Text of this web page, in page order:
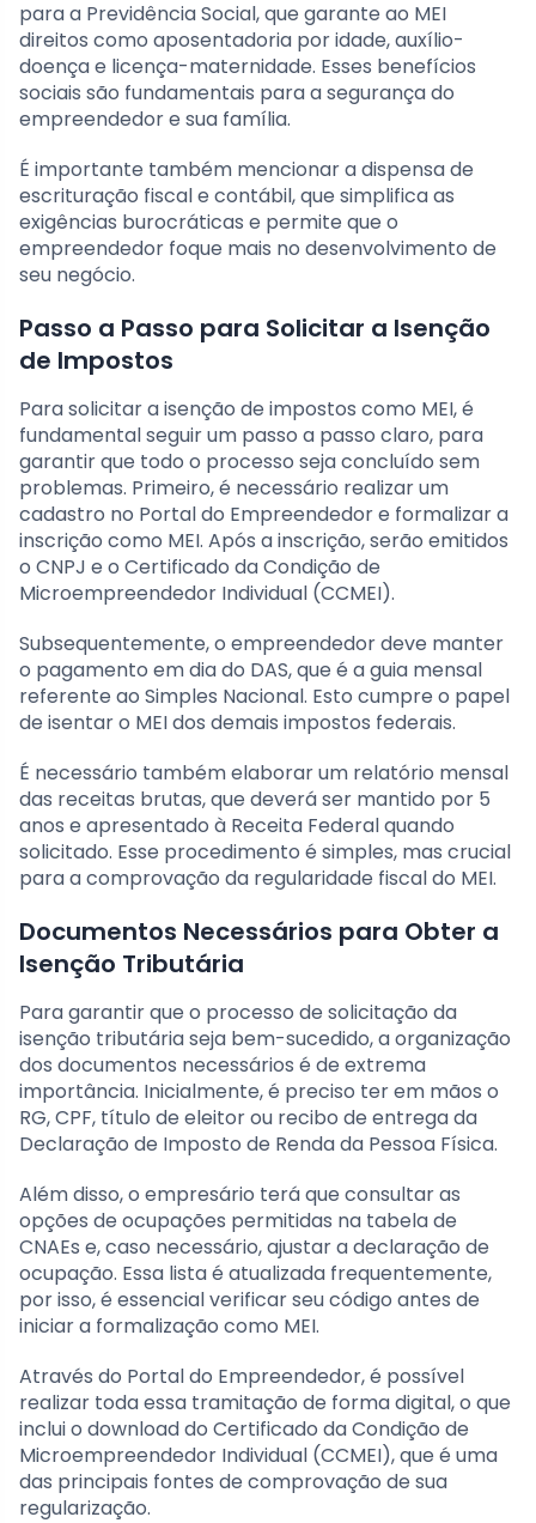
para a Previdência Social, que garante ao MEI
direitos como aposentadoria por idade, auxílio-
doença e licença-maternidade. Esses benefícios
sociais são fundamentais para a segurança do
empreendedor e sua família.
É importante também mencionar a dispensa de
escrituração fiscal e contábil, que simplifica as
exigências burocráticas e permite que o
empreendedor foque mais no desenvolvimento de
seu negócio.
Passo a Passo para Solicitar a Isenção
de Impostos
Para solicitar a isenção de impostos como MEI, é
fundamental seguir um passo a passo claro, para
garantir que todo o processo seja concluído sem
problemas. Primeiro, é necessário realizar um
cadastro no Portal do Empreendedor e formalizar a
inscrição como MEI. Após a inscrição, serão emitidos
o CNPJ e o Certificado da Condição de
Microempreendedor Individual (CCMEI).
Subsequentemente, o empreendedor deve manter
o pagamento em dia do DAS, que é a guia mensal
referente ao Simples Nacional. Esto cumpre o papel
de isentar o MEI dos demais impostos federais.
É necessário também elaborar um relatório mensal
das receitas brutas, que deverá ser mantido por 5
anos e apresentado à Receita Federal quando
solicitado. Esse procedimento é simples, mas crucial
para a comprovação da regularidade fiscal do MEI.
Documentos Necessários para Obter a
Isenção Tributária
Para garantir que o processo de solicitação da
isenção tributária seja bem-sucedido, a organização
dos documentos necessários é de extrema
importância. Inicialmente, é preciso ter em mãos o
RG, CPF, título de eleitor ou recibo de entrega da
Declaração de Imposto de Renda da Pessoa Física.
Além disso, o empresário terá que consultar as
opções de ocupações permitidas na tabela de
CNAEs e, caso necessário, ajustar a declaração de
ocupação. Essa lista é atualizada frequentemente,
por isso, é essencial verificar seu código antes de
iniciar a formalização como MEI.
Através do Portal do Empreendedor, é possível
realizar toda essa tramitação de forma digital, o que
inclui o download do Certificado da Condição de
Microempreendedor Individual (CCMEI), que é uma
das principais fontes de comprovação de sua
regularização.